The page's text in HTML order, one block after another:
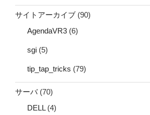
サイトアーカイブ (90)
AgendaVR3 (6)
sgi (5)
tip_tap_tricks (79)
サーバ(70)
DELL(4)